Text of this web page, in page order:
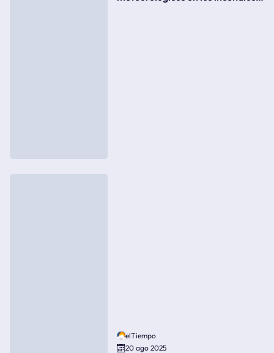
elTiempo
20 ago 2025